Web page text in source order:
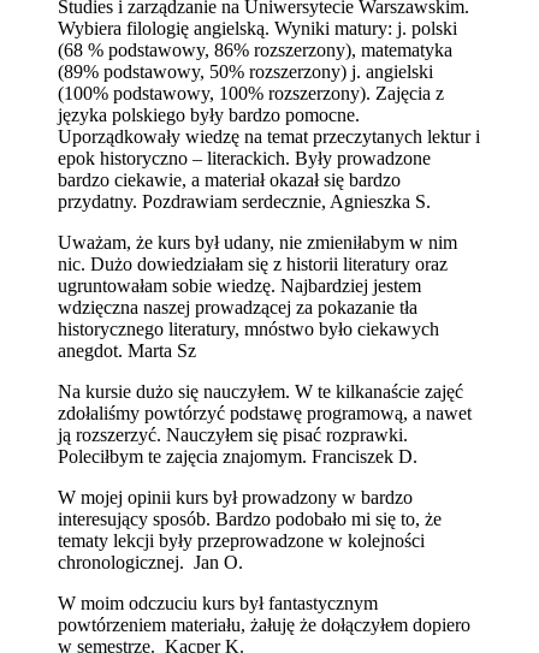
Studies i zarządzanie na Uniwersytecie Warszawskim.
Wybiera filologię angielską. Wyniki matury: j. polski
(68 % podstawowy, 86% rozszerzony), matematyka
(89% podstawowy, 50% rozszerzony) j. angielski
(100% podstawowy, 100% rozszerzony). Zajęcia z
języka polskiego były bardzo pomocne.
Uporządkowały wiedzę na temat przeczytanych lektur i
epok historyczno – literackich. Były prowadzone
bardzo ciekawie, a materiał okazał się bardzo
przydatny. Pozdrawiam serdecznie, Agnieszka S.
Uważam, że kurs był udany, nie zmieniłabym w nim
nic. Dużo dowiedziałam się z historii literatury oraz
ugruntowałam sobie wiedzę. Najbardziej jestem
wdzięczna naszej prowadzącej za pokazanie tła
historycznego literatury, mnóstwo było ciekawych
anegdot. Marta Sz
Na kursie dużo się nauczyłem. W te kilkanaście zajęć
zdołaliśmy powtórzyć podstawę programową, a nawet
ją rozszerzyć. Nauczyłem się pisać rozprawki.
Poleciłbym te zajęcia znajomym. Franciszek D.
W mojej opinii kurs był prowadzony w bardzo
interesujący sposób. Bardzo podobało mi się to, że
tematy lekcji były przeprowadzone w kolejności
chronologicznej. Jan O.
W moim odczuciu kurs był fantastycznym
powtórzeniem materiału, żałuję że dołączyłem dopiero
w semestrze. Kacper K.